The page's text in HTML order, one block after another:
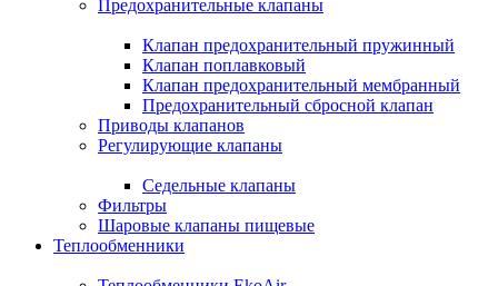
Предохранительные клапаны
Клапан предохранительный пружинный
Клапан поплавковый
Клапан предохранительный мембранный
Предохранительный сбросной клапан
Приводы клапанов
Регулирующие клапаны
Седельные клапаны
Фильтры
Шаровые клапаны пищевые
Теплообменники